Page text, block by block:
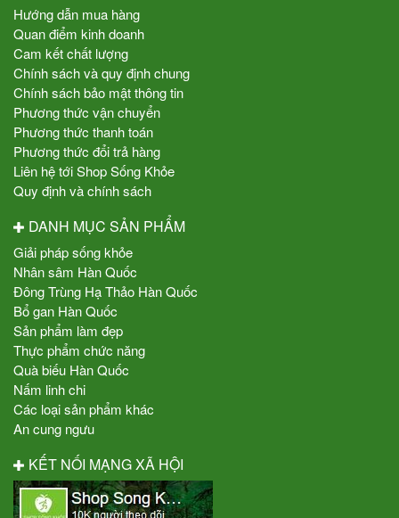
Hướng dẫn mua hàng
Quan điểm kinh doanh
Cam kết chất lượng
Chính sách và quy định chung
Chính sách bảo mật thông tin
Phương thức vận chuyển
Phương thức thanh toán
Phương thức đổi trả hàng
Liên hệ tới Shop Sống Khỏe
Quy định và chính sách
DANH MỤC SẢN PHẨM
Giải pháp sống khỏe
Nhân sâm Hàn Quốc
Đông Trùng Hạ Thảo Hàn Quốc
Bổ gan Hàn Quốc
Sản phẩm làm đẹp
Thực phẩm chức năng
Quà biếu Hàn Quốc
Nấm linh chi
Các loại sản phẩm khác
An cung ngưu
KẾT NỐI MẠNG XÃ HỘI